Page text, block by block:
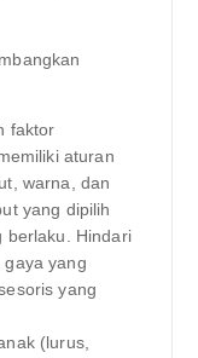
faktor
aturan
warna, dan
yang dipilih
berlaku. Hindari
gaya yang
yang
(lurus,